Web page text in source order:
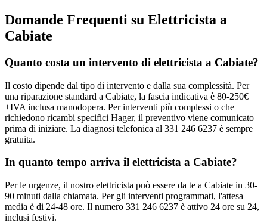
Domande Frequenti su Elettricista a
Cabiate
Quanto costa un intervento di elettricista a Cabiate?
Il costo dipende dal tipo di intervento e dalla sua complessità. Per
una riparazione standard a Cabiate, la fascia indicativa è 80-250€
+IVA inclusa manodopera. Per interventi più complessi o che
richiedono ricambi specifici Hager, il preventivo viene comunicato
prima di iniziare. La diagnosi telefonica al 331 246 6237 è sempre
gratuita.
In quanto tempo arriva il elettricista a Cabiate?
Per le urgenze, il nostro elettricista può essere da te a Cabiate in 30-
90 minuti dalla chiamata. Per gli interventi programmati, l'attesa
media è di 24-48 ore. Il numero 331 246 6237 è attivo 24 ore su 24,
inclusi festivi.